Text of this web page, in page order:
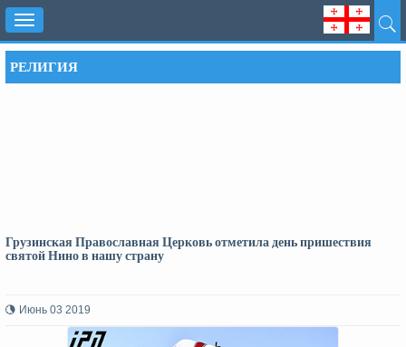
Toggle
navigation
РЕЛИГИЯ
Грузинская Православная Церковь отметила день пришествия
святой Нино в нашу страну
Июнь 03 2019